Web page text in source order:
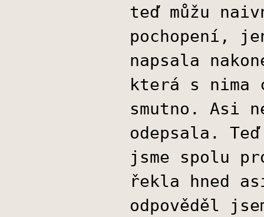
teď můžu
pochopení,
napsala
která s nima
smutno. Asi
odepsala.
jsme spolu
řekla hned
odpověděl